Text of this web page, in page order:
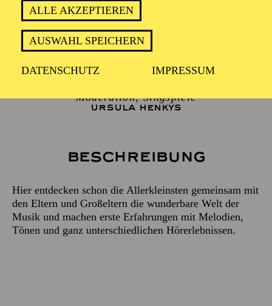
ALLE AKZEPTIEREN
AUSWAHL SPEICHERN
DATENSCHUTZ IMPRESSUM
VID JELENC
Horn
LAURA PEINADO OBRADOR
NAIN REINA
Moderation, Singspiele
URSULA HENKYS
Beschreibung
Hier entdecken schon die Allerkleinsten gemeinsam mit
den Eltern und Großeltern die wunderbare Welt der
Musik und machen erste Erfahrungen mit Melodien,
Tönen und ganz unterschiedlichen Hörerlebnissen.